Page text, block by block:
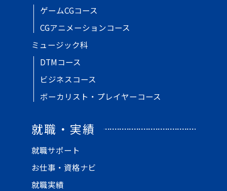
ゲームCGコース
CGアニメーションコース
ミュージック科
DTMコース
ビジネスコース
ボーカリスト・プレイヤーコース
就職・実績
就職サポート
お仕事・資格ナビ
就職実績